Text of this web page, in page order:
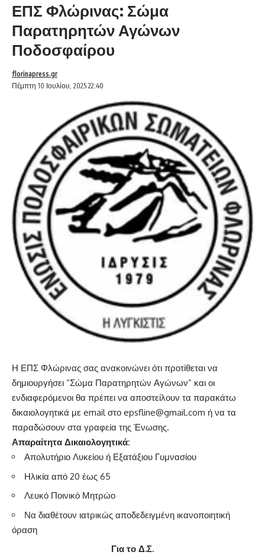
ΕΠΣ Φλώρινας: Σώμα
Παρατηρητών Αγώνων
Ποδοσφαίρου
Πέμπτη 10 Ιουλίου, 2025 22:40
florinapress.gr
Η ΕΠΣ Φλώρινας σας ανακοινώνει ότι προτίθεται να
δημιουργήσει “Σώμα Παρατηρητών Αγώνων” και οι
ενδιαφερόμενοι θα πρέπει να αποστείλουν τα παρακάτω
δικαιολογητικά με email στο epsfline@gmail.com ή να τα
παραδώσουν στα γραφεία της Ένωσης.
Απαραίτητα Δικαιολογητικά:
Απολυτήριο Λυκείου ή Εξατάξιου Γυμνασίου
Ηλικία από 20 έως 65
Λευκό Ποινικό Μητρώο
Να διαθέτουν ιατρικώς αποδεδειγμένη ικανοποιητική
όραση
Για το Δ.Σ.